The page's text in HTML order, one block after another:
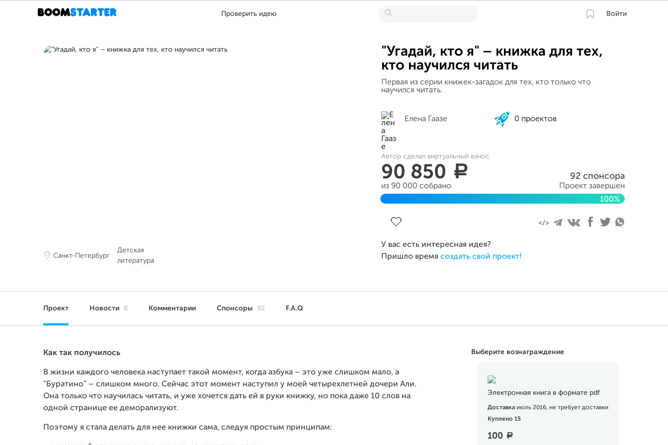
Проверить идею Войти
Санкт-Петербург
Детская
литература
"Угадай, кто я" – книжка для тех,
кто научился читать
Первая из серии книжек-загадок для тех, кто только что
научился читать.
Елена Гаазе 0 проектов
Автор сделал виртуальный взнос
90 850 a
из 90 000 собрано
92 спонсора
Проект завершен
100%
У вас есть интересная идея?
Пришло время создать свой проект!
Проект Новости 6 Комментарии Спонсоры 92 F.A.Q
Выберите вознаграждение
Электронная книга в формате pdf
Доставка июль 2016, не требует доставки
Куплено 15
100 a
Как так получилось
В жизни каждого человека наступает такой момент, когда азбука – это уже слишком мало, а
"Буратино" – слишком много. Сейчас этот момент наступил у моей четырехлетней дочери Али.
Она только что научилась читать, и уже хочется дать ей в руки книжку, но пока даже 10 слов на
одной странице ее деморализуют.
Поэтому я стала делать для нее книжки сама, следуя простым принципам: